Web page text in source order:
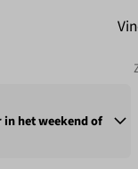
in het weekend of